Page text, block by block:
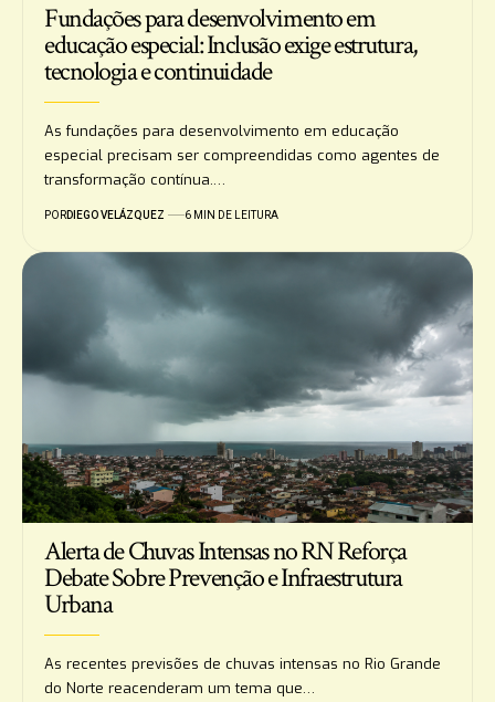
Fundações para desenvolvimento em
educação especial: Inclusão exige estrutura,
tecnologia e continuidade
As fundações para desenvolvimento em educação
especial precisam ser compreendidas como agentes de
transformação contínua.…
PORDIEGO VELÁZQUEZ 6 MIN DE LEITURA
Alerta de Chuvas Intensas no RN Reforça
Debate Sobre Prevenção e Infraestrutura
Urbana
As recentes previsões de chuvas intensas no Rio Grande
do Norte reacenderam um tema que…